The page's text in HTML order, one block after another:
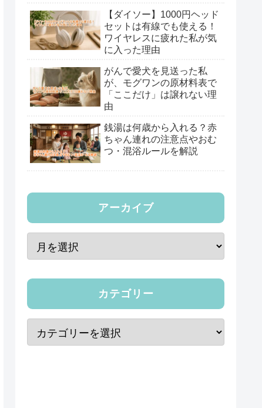
【ダイソー】1000円ヘッド
セットは有線でも使える！
ワイヤレスに疲れた私が気
に入った理由
がんで愛犬を見送った私
が、モグワンの原材料表で
「ここだけ」は譲れない理
由
銭湯は何歳から入れる？赤
ちゃん連れの注意点やおむ
つ・混浴ルールを解説
アーカイブ
カテゴリー